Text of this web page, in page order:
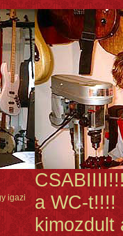
igazi
a WC-t!!!!
kimozdult